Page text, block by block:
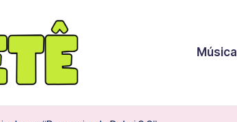
Música